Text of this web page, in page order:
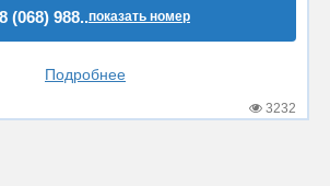
(068) 988..показать номер
Подробнее
3232